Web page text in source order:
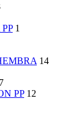
1
14
7
PP 12